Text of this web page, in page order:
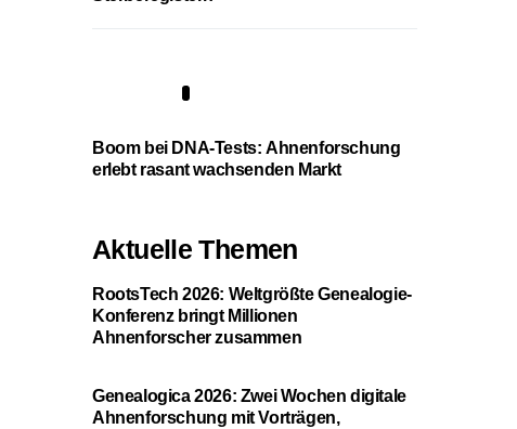
Boom bei DNA-Tests: Ahnenforschung
erlebt rasant wachsenden Markt
Aktuelle Themen
RootsTech 2026: Weltgrößte Genealogie-
Konferenz bringt Millionen
Ahnenforscher zusammen
Genealogica 2026: Zwei Wochen digitale
Ahnenforschung mit Vorträgen,